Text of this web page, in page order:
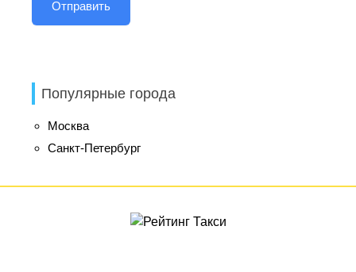
Популярные города
Москва
Санкт-Петербург